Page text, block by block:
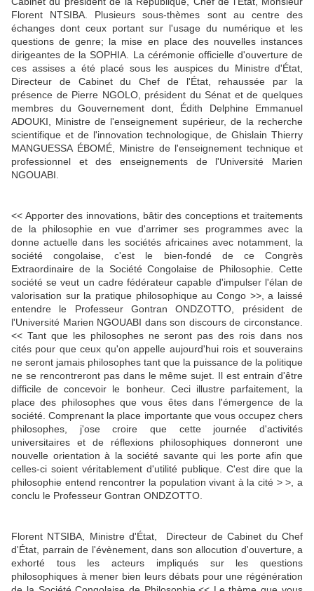
Florent NTSIBA. Plusieurs sous-thèmes sont au centre des
échanges dont ceux portant sur l'usage du numérique et les
questions de genre; la mise en place des nouvelles instances
dirigeantes de la SOPHIA. La cérémonie officielle d'ouverture de
ces assises a été placé sous les auspices du Ministre d'État,
Directeur de Cabinet du Chef de l'État, rehaussée par la
présence de Pierre NGOLO, président du Sénat et de quelques
membres du Gouvernement dont, Édith Delphine Emmanuel
ADOUKI, Ministre de l'enseignement supérieur, de la recherche
scientifique et de l'innovation technologique, de Ghislain Thierry
MANGUESSA ÉBOMÉ, Ministre de l'enseignement technique et
professionnel et des enseignements de l'Université Marien
NGOUABI.
<< Apporter des innovations, bâtir des conceptions et traitements
de la philosophie en vue d'arrimer ses programmes avec la
donne actuelle dans les sociétés africaines avec notamment, la
société congolaise, c'est le bien-fondé de ce Congrès
Extraordinaire de la Société Congolaise de Philosophie. Cette
société se veut un cadre fédérateur capable d'impulser l'élan de
valorisation sur la pratique philosophique au Congo >>, a laissé
entendre le Professeur Gontran ONDZOTTO, président de
l'Université Marien NGOUABI dans son discours de circonstance.
<< Tant que les philosophes ne seront pas des rois dans nos
cités pour que ceux qu'on appelle aujourd'hui rois et souverains
ne seront jamais philosophes tant que la puissance de la politique
ne se rencontreront pas dans le même sujet. Il est entrain d'être
difficile de concevoir le bonheur. Ceci illustre parfaitement, la
place des philosophes que vous êtes dans l'émergence de la
société. Comprenant la place importante que vous occupez chers
philosophes, j'ose croire que cette journée d'activités
universitaires et de réflexions philosophiques donneront une
nouvelle orientation à la société savante qui les porte afin que
celles-ci soient véritablement d'utilité publique. C'est dire que la
philosophie entend rencontrer la population vivant à la cité > >, a
conclu le Professeur Gontran ONDZOTTO.
Florent NTSIBA, Ministre d'État, Directeur de Cabinet du Chef
d'État, parrain de l'évènement, dans son allocution d'ouverture, a
exhorté tous les acteurs impliqués sur les questions
philosophiques à mener bien leurs débats pour une régénération